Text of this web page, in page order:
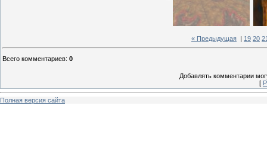
« Предыдущая 19 20
Всего комментариев: 0
Добавлять комментарии
[
Полная версия сайта